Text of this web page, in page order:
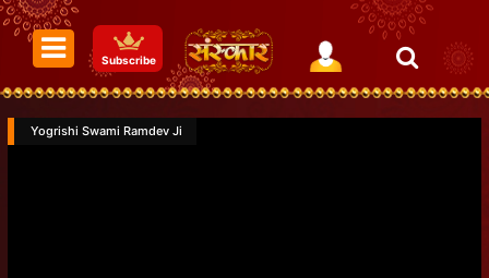
Subscribe
Yogrishi Swami Ramdev Ji